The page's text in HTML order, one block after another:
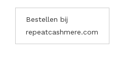
Bestellen bij
repeatcashmere.com